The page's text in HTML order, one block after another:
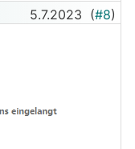
5.7.2023 (#8)